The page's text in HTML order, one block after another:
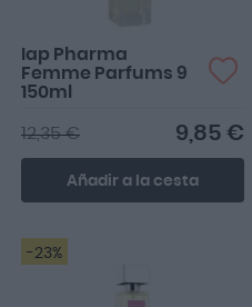
Iap Pharma
Femme Parfums 9
150ml
9,85 €
12,35 €
Añadir a la cesta
-23%